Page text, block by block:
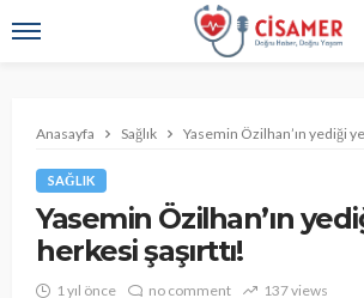
Anasayfa Sağlık Yasemin Özilhan’ın yediği
SAĞLIK
Yasemin Özilhan’ın
herkesi şaşırttı!
1 yıl önce no comment 137 views